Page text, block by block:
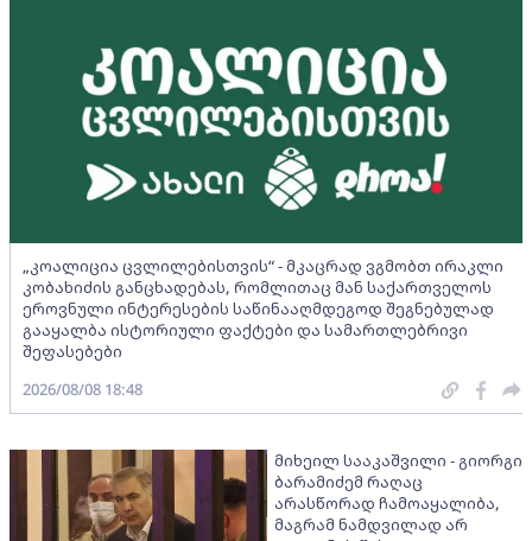
„კოალიცია ცვლილებისთვის“ - მკაცრად ვგმობთ ირაკლი
კობახიძის განცხადებას, რომლითაც მან საქართველოს
ეროვნული ინტერესების საწინააღმდეგოდ შეგნებულად
გააყალბა ისტორიული ფაქტები და სამართლებრივი
შეფასებები
2026/08/08 18:48
მიხეილ სააკაშვილი - გიორგი
ბარამიძემ რაღაც
არასწორად ჩამოაყალიბა,
მაგრამ ნამდვილად არ